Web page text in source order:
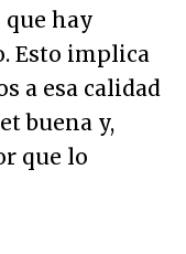
que hay
Esto implica
a esa calidad
buena y,
que lo